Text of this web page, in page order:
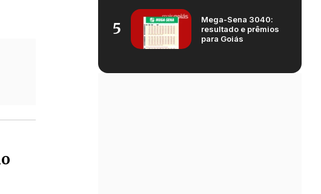
5
Mega-Sena 3040:
resultado e prêmios
para Goiás